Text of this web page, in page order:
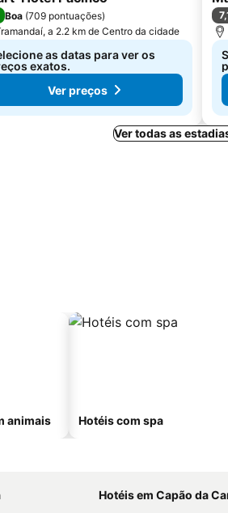
Boa (709 pontuações)
a 2.2 km de Centro da cidade
as datas para ver os
exatos.
Ver preços
Ver todas as
animais Hotéis com spa
Hotéis em Capão da